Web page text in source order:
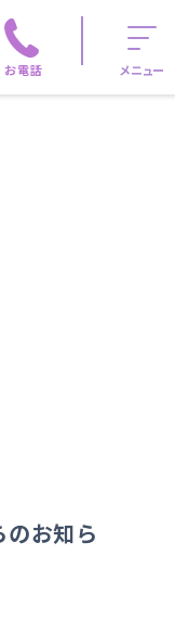
お電話 メニュー
のお知ら